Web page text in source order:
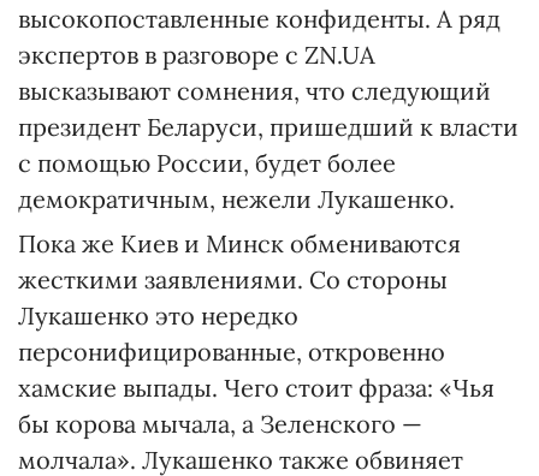
высокопоставленные конфиденты. А ряд
экспертов в разговоре с ZN.UA
высказывают сомнения, что следующий
президент Беларуси, пришедший к власти
с помощью России, будет более
демократичным, нежели Лукашенко.
Пока же Киев и Минск обмениваются
жесткими заявлениями. Со стороны
Лукашенко это нередко
персонифицированные, откровенно
хамские выпады. Чего стоит фраза: «Чья
бы корова мычала, а Зеленского —
молчала». Лукашенко также обвиняет